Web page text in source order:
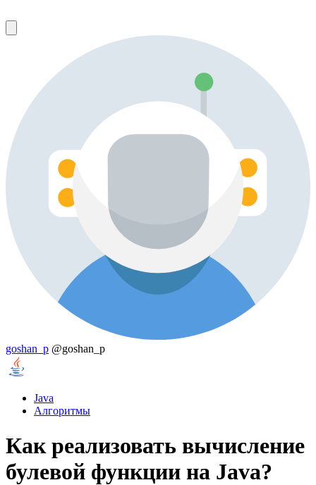
goshan_p @goshan_p
Java
Алгоритмы
Как реализовать вычисление
булевой функции на Java?